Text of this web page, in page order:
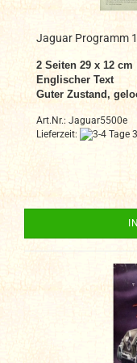
Jaguar Programm
2 Seiten 29 x 12 cm
Englischer Text
Guter Zustand,
Art.Nr.: Jaguar5500e
Lieferzeit: